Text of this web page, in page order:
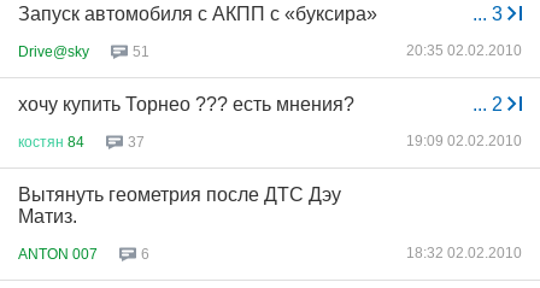
... 3
Запуск автомобиля с АКПП с «буксира»
Drive@sky 51 20:35 02.02.2010
... 2
хочу купить Торнео ??? есть мнения?
костян 84 37 19:09 02.02.2010
Вытянуть геометрия после ДТС Дэу
Матиз.
ANTON 007 6 18:32 02.02.2010